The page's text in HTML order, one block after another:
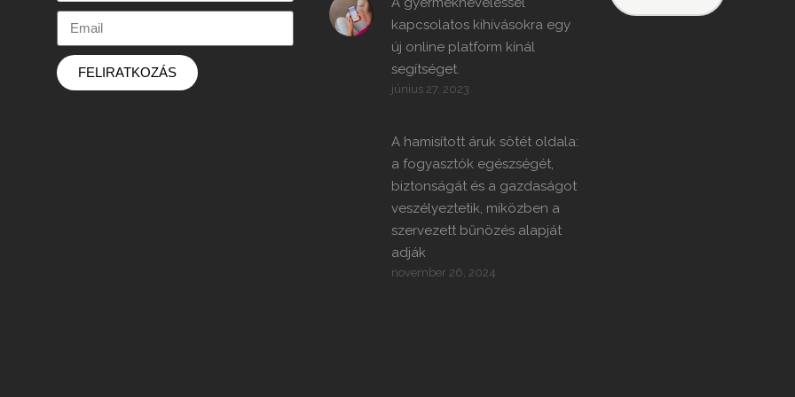
FELIRATKOZÁS
kapcsolatos kihívásokra egy
új online platform kínál
segítséget.
június 27, 2023
A hamisított áruk sötét oldala:
a fogyasztók egészségét,
biztonságát és a gazdaságot
veszélyeztetik, miközben a
szervezett bűnözés alapját
adják
november 26, 2024